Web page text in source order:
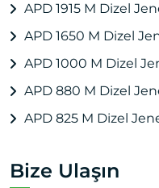
APD 1915 M Dizel
APD 1650 M Dizel
APD 1000 M Dizel
APD 880 M Dizel
APD 825 M Dizel
Bize Ulaşın